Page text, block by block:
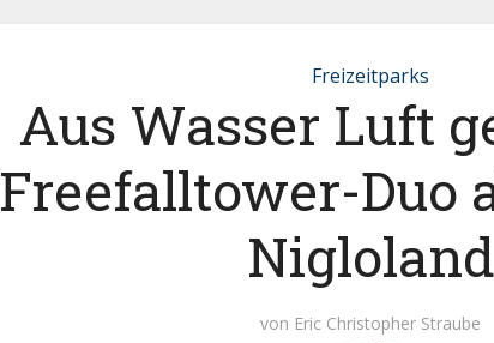
Freizeitparks
Aus Wasser Luft
Freefalltower-Duo
Nigloland
von Eric Christopher Straube